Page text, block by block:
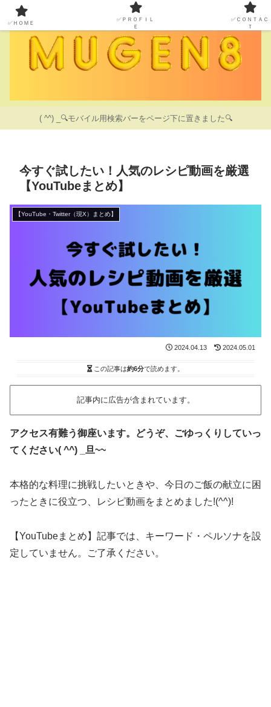
( ^^) _🔍モバイル用検索バーをページ下に置きました🔍
今すぐ試したい！人気のレシピ動画を厳選
【YouTubeまとめ】
【YouTube・Twitter（現X）まとめ】
2024.04.13 2024.05.01
この記事は約6分で読めます。
記事内に広告が含まれています。
アクセス有難う御座います。どうぞ、ごゆっくりしていっ
てください( ^^) _旦~~
本格的な料理に挑戦したいときや、今日のご飯の献立に困
ったときに役立つ、レシピ動画をまとめました!(^^)!
【YouTubeまとめ】記事では、キーワード・ペルソナを設
定していません。ご了承ください。
✅ＨＯＭＥ
✅ＰＲＯＦＩＬ
Ｅ
✅ＣＯＮＴＡＣ
Ｔ